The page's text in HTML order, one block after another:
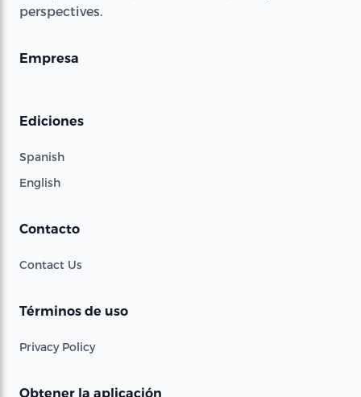
perspectives.
Empresa
Ediciones
Spanish
English
Contacto
Contact Us
Términos de uso
Privacy Policy
Obtener la aplicación